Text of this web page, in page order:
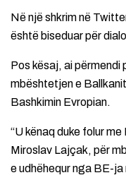
Në një shkrim në
është biseduar për
Pos kësaj, ai
mbështetjen e
Bashkimin Evropian.
“U kënaq duke folur
Miroslav Lajçak, për
e udhëhequr nga BE-